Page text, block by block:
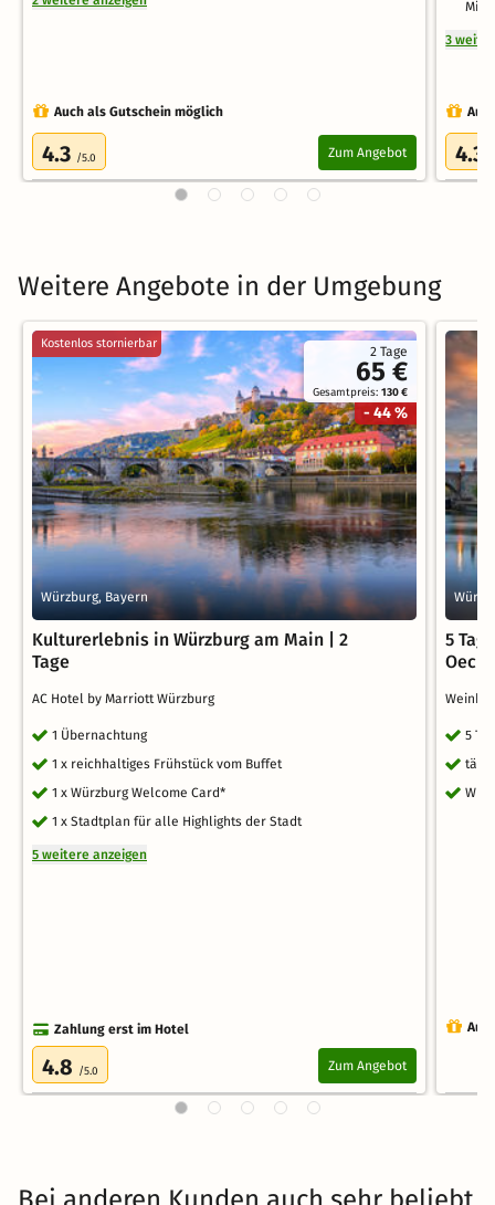
Auch als Gutschein möglich
4.3 /5.0 Zum Angebot
3
4.3
Weitere Angebote in der Umgebung
2 Tage
65 €
Gesamtpreis:130 €
- 44 %
Kostenlos stornierbar
Würzburg, Bayern
Kulturerlebnis in Würzburg am Main | 2
Tage
AC Hotel by Marriott Würzburg
1 Übernachtung
1 x reichhaltiges Frühstück vom Buffet
1 x Würzburg Welcome Card*
1 x Stadtplan für alle Highlights der Stadt
5 weitere anzeigen
Zahlung erst im Hotel
4.8 /5.0 Zum Angebot
5
5